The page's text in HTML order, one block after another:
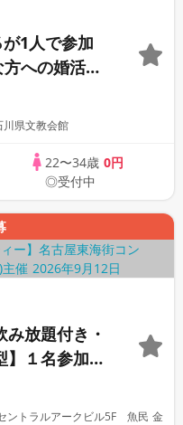
1人で参加
への婚活パ
県文教会館
22〜34歳 0円
◎受付中
放題付き・
】１名参加多
ークス主催
ントラルアークビル5F 魚民 金